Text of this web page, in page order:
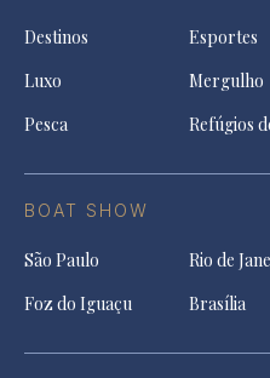
Destinos Esportes
Luxo
Mergulho
Pesca
Refúgios
BOAT SHOW
São Paulo Rio de
Foz do Iguaçu
Brasília